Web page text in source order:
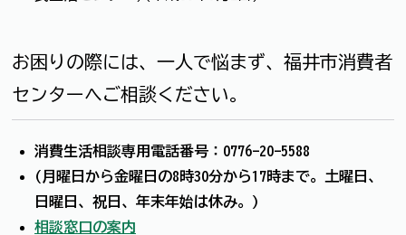
お困りの際には、一人で悩まず、福井市消費者
センターへご相談ください。
消費生活相談専用電話番号：0776-20-5588
(月曜日から金曜日の8時30分から17時まで。土曜日、
日曜日、祝日、年末年始は休み。)
相談窓口の案内